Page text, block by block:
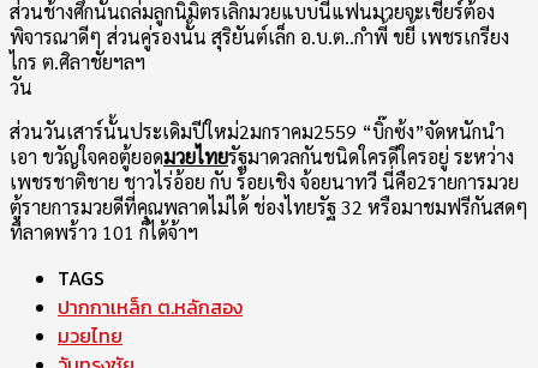
ส่วนช้างศึกนั้นถล่มลูกนิมิตรเลิกมวยแบบนี้แฟนมวยจะเชียร์ต้อง
พิจารณาดีๆ ส่วนคู่รองนั้น สุริยันต์เล็ก อ.บ.ต..กำพี้ ขยี้ เพชรเกรียง
ไกร ต.ศิลาชัยฯลฯ
วัน
ส่วนวันเสาร์นั้นประเดิมปีใหม่2มกราคม2559 “บิ๊กซ้ง”จัดหนักนำ
เอา ขวัญใจคอตู้ยอดมวยไทยรัฐมาดวลกันชนิดใครดีใครอยู่ ระหว่าง
เพชรชาติชาย ชาวไร่อ้อย กับ ร้อยเชิง จ้อยนาทวี นี่คือ2รายการมวย
ตู้รายการมวยดีที่คุณพลาดไม่ได้ ช่องไทยรัฐ 32 หรือมาชมฟรีกันสดๆ
ที่ลาดพร้าว 101 ก็ได้จ้าฯ
TAGS
ปากกาเหล็ก ต.หลักสอง
มวยไทย